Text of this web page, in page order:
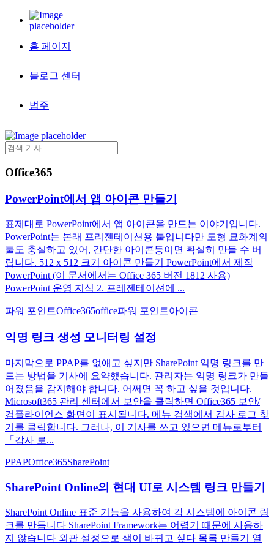
홈 페이지
블로그 센터
범주
Office365
PowerPoint에서 앱 아이콘 만들기
표제대로 PowerPoint에서 앱 아이콘을 만드는 이야기입니다.
PowerPoint는 본래 프리젠테이션용 툴입니다만 도형 묘화계의
툴도 충실하고 있어, 간단한 아이콘등이면 확실히 만들 수 버
립니다. 512 x 512 크기 아이콘 만들기 PowerPoint에서 제작
PowerPoint (이 문서에서는 Office 365 버전 1812 사용)
PowerPoint 운영 지식 2. 프레젠테이션에 ...
파워 포인트Office365office파워 포인트아이콘
익명 링크 생성 모니터링 설정
마지막으로 PPAP를 없애고 싶지만 SharePoint 익명 링크를 만
드는 방법을 기사에 요약했습니다. 관리자는 익명 링크가 만들
어졌음을 감지해야 합니다. 어쩌면 꼭 하고 싶을 것입니다.
Microsoft365 관리 센터에서 보안을 클릭하면 Office365 보안/
컴플라이언스 화면이 표시됩니다. 메뉴 검색에서 감사 로그 찾
기를 클릭합니다. 그러나, 이 기사를 쓰고 있으면 메뉴로부터
「감사 로...
PPAPOffice365SharePoint
SharePoint Online의 현대 UI로 시스템 링크 만들기
SharePoint Online 표준 기능을 사용하여 각 시스템에 아이콘 링
크를 만듭니다 SharePoint Framework는 어렵기 때문에 사용하
지 않습니다 외관 설정으로 색이 바뀌고 싶다 목록 만들기 열